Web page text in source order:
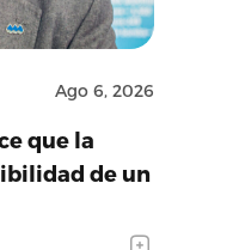
Ago 6, 2026
que la
de un